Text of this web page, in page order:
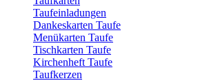
Taufeinladungen
Dankeskarten Taufe
Menükarten Taufe
Tischkarten Taufe
Kirchenheft Taufe
Taufkerzen